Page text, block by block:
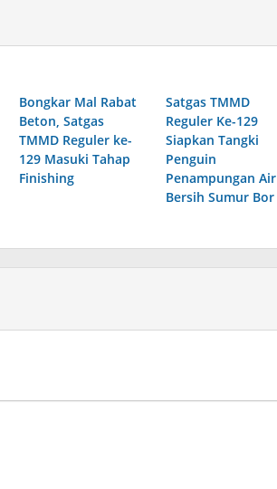
Bongkar Mal Rabat
Beton, Satgas
TMMD Reguler ke-
129 Masuki Tahap
Finishing
Satgas TMMD
Reguler Ke-129
Siapkan Tangki
Penguin
Penampungan Air
Bersih Sumur Bor